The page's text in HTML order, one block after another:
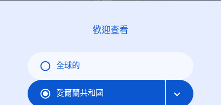
歡迎查看
全球的
愛爾蘭共和國